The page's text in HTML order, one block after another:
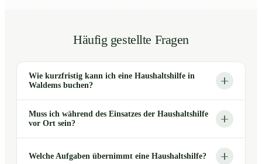
Häufig gestellte Fragen
Wie kurzfristig kann ich eine Haushaltshilfe in
Waldems buchen?
Muss ich während des Einsatzes der Haushaltshilfe
vor Ort sein?
Welche Aufgaben übernimmt eine Haushaltshilfe?